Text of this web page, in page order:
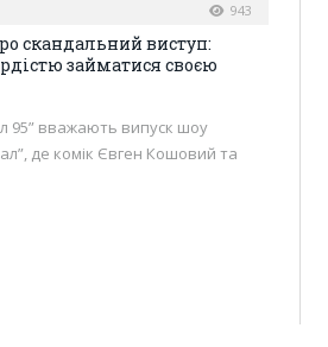
943
скандальний виступ:
займатися своєю
95” вважають випуск шоу
де комік Євген Кошовий та